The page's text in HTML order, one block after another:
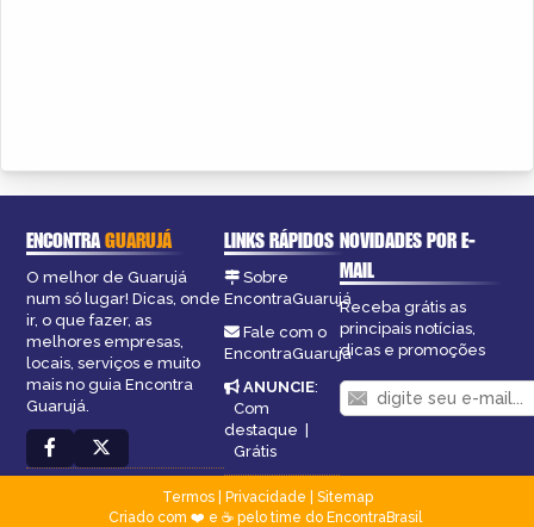
ENCONTRAGUARUJÁ
O melhor de Guarujá
num só lugar! Dicas, onde
ir, o que fazer, as
melhores empresas,
locais, serviços e muito
mais no guia Encontra
Guarujá.
LINKS RÁPIDOS
Sobre
EncontraGuarujá
Fale com o
EncontraGuarujá
ANUNCIE:
Com
destaque |
Grátis
NOVIDADES POR E-
MAIL
Receba grátis as
principais notícias,
dicas e promoções
Termos| Privacidade
Sitemap
Criado com ❤️ e ☕ pelo time do EncontraBrasil